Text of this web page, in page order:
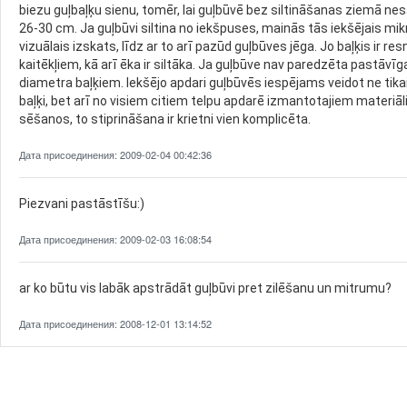
biezu guļbaļķu sienu, tomēr, lai guļbūvē bez siltināšanas ziemā
26-30 cm. Ja guļbūvi siltina no iekšpuses, mainās tās iekšējais
vizuālais izskats, līdz ar to arī pazūd guļbūves jēga. Jo baļķis ir
kaitēkļiem, kā arī ēka ir siltāka. Ja guļbūve nav paredzēta
diametra baļķiem. Iekšējo apdari guļbūvēs iespējams veidot ne
baļķi, bet arī no visiem citiem telpu apdarē izmantotajiem
sēšanos, to stiprināšana ir krietni vien komplicēta.
Дата присоединения: 2009-02-04 00:42:36
Piezvani pastāstīšu:)
Дата присоединения: 2009-02-03 16:08:54
ar ko būtu vis labāk apstrādāt guļbūvi pret zilēšanu un mitrumu?
Дата присоединения: 2008-12-01 13:14:52